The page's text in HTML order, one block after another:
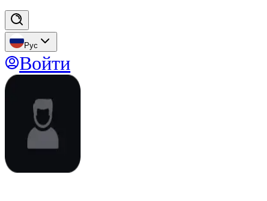
Рус
Войти